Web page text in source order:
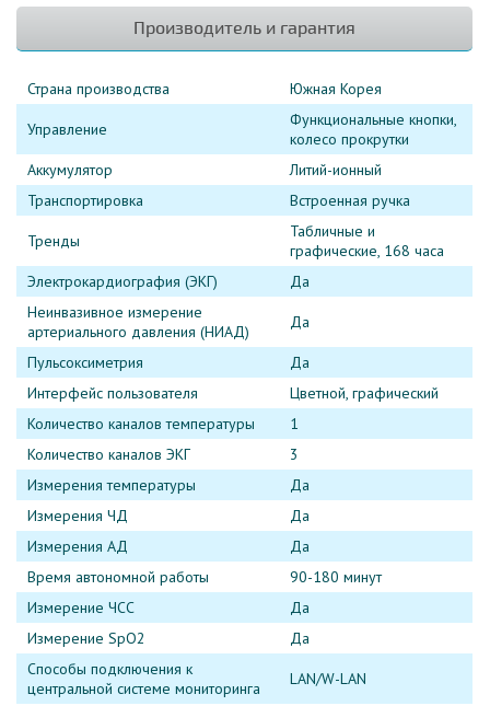
Производитель и гарантия
Страна производства Южная Корея
Управление
Функциональные кнопки,
колесо прокрутки
Аккумулятор
Литий-ионный
Транспортировка
Встроенная ручка
Тренды
Табличные и
графические, 168 часа
Электрокардиография (ЭКГ)
Да
Неинвазивное измерение
артериального давления (НИАД)
Да
Пульсоксиметрия
Да
Интерфейс пользователя
Цветной, графический
Количество каналов температуры
1
Количество каналов ЭКГ
3
Измерения температуры
Да
Измерения ЧД
Да
Измерения АД
Да
Время автономной работы
90-180 минут
Измерение ЧСС
Да
Измерение SpO2
Да
Способы подключения к
центральной системе мониторинга
LAN/W-LAN